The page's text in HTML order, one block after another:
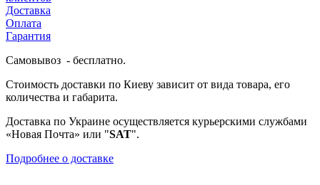
Доставка
Оплата
Гарантия
Самовывоз - бесплатно.
Стоимость доставки по Киеву зависит от вида товара, его
количества и габарита.
Доставка по Украине осуществляется курьерскими службами
«Новая Почта» или "SAT".
Подробнее о доставке